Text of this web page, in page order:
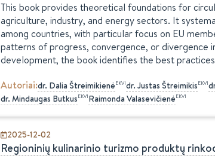
This book provides theoretical foundations for
agriculture, industry, and energy sectors. It
among countries, with particular focus on EU
patterns of progress, convergence, or divergence
development, the book identifies the best
Autoriai:dr. Dalia ŠtreimikienėEKVIdr. Justas ŠtreimikisEKVI
dr. Mindaugas ButkusEKVIRaimonda ValasevičienėEKVI
2025-12-02
Regioninių kulinarinio turizmo produktų